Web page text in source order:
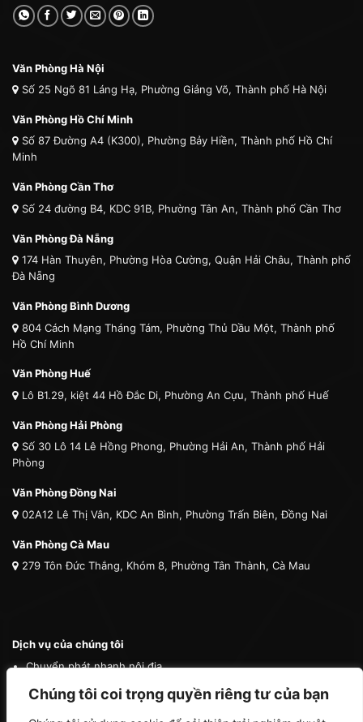
Chúng tôi coi trọng quyền riêng tư của bạn
Văn Phòng Hà Nội
Số 25 Ngõ 81 Láng Hạ, Phường Giảng Võ, Thành phố Hà Nội
Văn Phòng Hồ Chí Minh
Số 87 Đường A4 (K300), Phường Bảy Hiền, Thành phố Hồ Chí
Minh
Văn Phòng Cần Thơ
Số 24 đường B4, KDC 91B, Phường Tân An, Thành phố Cần Thơ
Văn Phòng Đà Nẵng
174 Hàn Thuyên, Phường Hòa Cường, Quận Hải Châu, Thành phố
Đà Nẵng
Văn Phòng Bình Dương
804 Cách Mạng Tháng Tám, Phường Thủ Dầu Một, Thành phố
Hồ Chí Minh
Văn Phòng Huế
Lô B1.29, kiệt 44 Hồ Đắc Di, Phường An Cựu, Thành phố Huế
Văn Phòng Hải Phòng
Số 30 Lô 14 Lê Hồng Phong, Phường Hải An, Thành phố Hải
Phòng
Văn Phòng Đồng Nai
02A12 Lê Thị Vân, KDC An Bình, Phường Trấn Biên, Đồng Nai
Văn Phòng Cà Mau
279 Tôn Đức Thắng, Khóm 8, Phường Tân Thành, Cà Mau
Dịch vụ của chúng tôi
Chuyển phát nhanh nội địa
Chuyển phát nhanh quốc tế